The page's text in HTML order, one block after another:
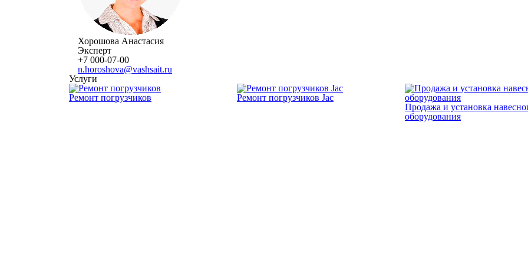
Хорошова Анастасия
Эксперт
+7 000-07-00
n.horoshova@vashsait.ru
Услуги
Ремонт погрузчиков
Ремонт погрузчиков Jac
Продажа и установка
оборудования